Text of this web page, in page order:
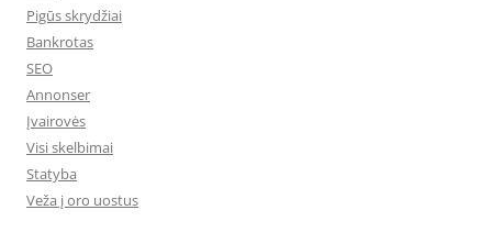
Pigūs skrydžiai
Bankrotas
SEO
Annonser
Įvairovės
Visi skelbimai
Statyba
Veža į oro uostus